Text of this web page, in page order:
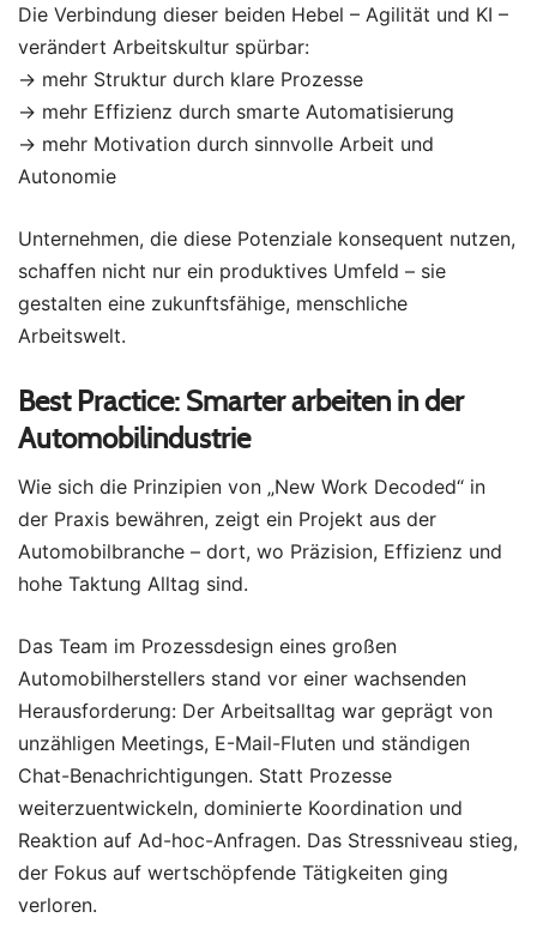
Die Verbindung dieser beiden Hebel – Agilität und KI –
verändert Arbeitskultur spürbar:
→ mehr Struktur durch klare Prozesse
→ mehr Effizienz durch smarte Automatisierung
→ mehr Motivation durch sinnvolle Arbeit und
Autonomie
Unternehmen, die diese Potenziale konsequent nutzen,
schaffen nicht nur ein produktives Umfeld – sie
gestalten eine zukunftsfähige, menschliche
Arbeitswelt.
Best Practice: Smarter arbeiten in der
Automobilindustrie
Wie sich die Prinzipien von „New Work Decoded“ in
der Praxis bewähren, zeigt ein Projekt aus der
Automobilbranche – dort, wo Präzision, Effizienz und
hohe Taktung Alltag sind.
Das Team im Prozessdesign eines großen
Automobilherstellers stand vor einer wachsenden
Herausforderung: Der Arbeitsalltag war geprägt von
unzähligen Meetings, E-Mail-Fluten und ständigen
Chat-Benachrichtigungen. Statt Prozesse
weiterzuentwickeln, dominierte Koordination und
Reaktion auf Ad-hoc-Anfragen. Das Stressniveau stieg,
der Fokus auf wertschöpfende Tätigkeiten ging
verloren.